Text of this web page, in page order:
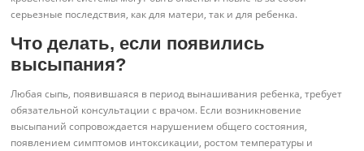
серьезные последствия, как для матери, так и для ребенка.
Что делать, если появились
высыпания?
Любая сыпь, появившаяся в период вынашивания ребенка, требует
обязательной консультации с врачом. Если возникновение
высыпаний сопровождается нарушением общего состояния,
появлением симптомов интоксикации, ростом температуры и